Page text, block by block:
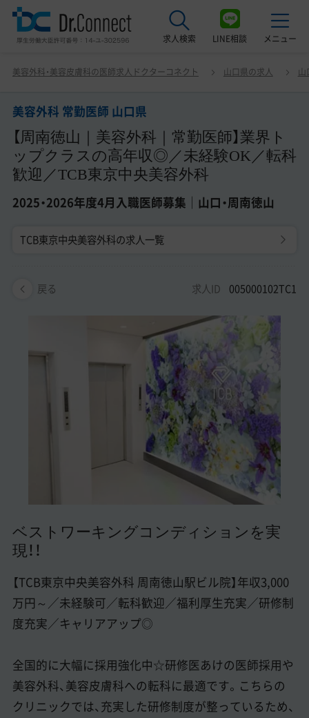
求人検索 LINE相談 メニュー
美容クリニック見学ご希望の方はこちら
サービス紹介
ドクターコネクトの強み
エージェント紹介
常勤求人一覧
美容クリニック見学・研修情報
美容外科・美容皮膚科の医師転職体験談
美容クリニックインタビュー
美容医療の転職お役立ち記事
美容医療辞典
よくあるご質問
医師採用ご担当者様・その他問い合わせ
美容外科・美容皮膚科の医師求人ドクターコネクト 山口県の求人 山
美容外科 常勤医師 山口県
【周南徳山｜美容外科｜常勤医師】業界ト
ップクラスの高年収◎／未経験OK／転科
歓迎／TCB東京中央美容外科
2025・2026年度4月入職医師募集｜山口・周南徳山
TCB東京中央美容外科の求人一覧
戻る 求人ID 005000102TC1
ベストワーキングコンディションを実
現！！
【TCB東京中央美容外科 周南徳山駅ビル院】年収3,000
万円～／未経験可／転科歓迎／福利厚生充実／研修制
度充実／キャリアアップ◎
全国的に大幅に採用強化中☆研修医あけの医師採用や
美容外科、美容皮膚科への転科に最適です。こちらの
クリニックでは、充実した研修制度が整っているため、
美容外科 常勤医師 山口県 【周南徳山｜美容外科｜常勤医
師】業界トップクラスの高年収◎／未経験OK／転科歓迎／
山口・周南徳山